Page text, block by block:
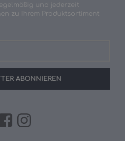
und jederzeit
zu Ihrem Produktsortiment
ABONNIEREN